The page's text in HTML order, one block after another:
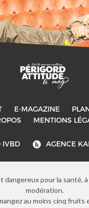
E-MAGAZINE
MENTIONS
IVBD AGENCE
dangereux pour la santé,
modération.
au moins cinq fruits